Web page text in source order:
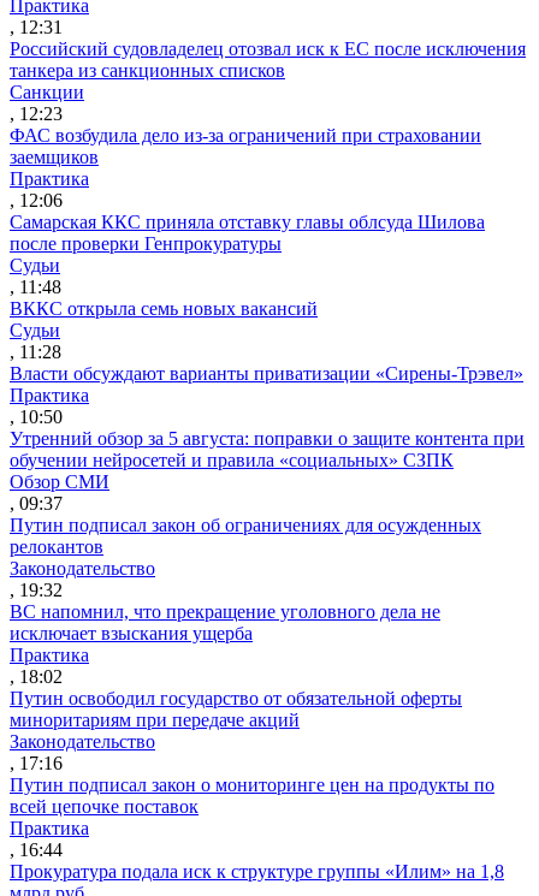
Практика
, 12:31
Российский судовладелец отозвал иск к ЕС после исключения
танкера из санкционных списков
Санкции
, 12:23
ФАС возбудила дело из-за ограничений при страховании
заемщиков
Практика
, 12:06
Самарская ККС приняла отставку главы облсуда Шилова
после проверки Генпрокуратуры
Судьи
, 11:48
ВККС открыла семь новых вакансий
Судьи
, 11:28
Власти обсуждают варианты приватизации «Сирены-Трэвел»
Практика
, 10:50
Утренний обзор за 5 августа: поправки о защите контента при
обучении нейросетей и правила «социальных» СЗПК
Обзор СМИ
, 09:37
Путин подписал закон об ограничениях для осужденных
релокантов
Законодательство
, 19:32
ВС напомнил, что прекращение уголовного дела не
исключает взыскания ущерба
Практика
, 18:02
Путин освободил государство от обязательной оферты
миноритариям при передаче акций
Законодательство
, 17:16
Путин подписал закон о мониторинге цен на продукты по
всей цепочке поставок
Практика
, 16:44
Прокуратура подала иск к структуре группы «Илим» на 1,8